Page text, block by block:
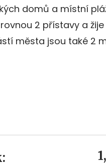
domů a místní
2 přístavy a
města jsou také 2